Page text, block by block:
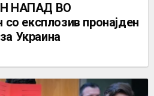
НАПАД ВО
експлозив пронајден
Украина